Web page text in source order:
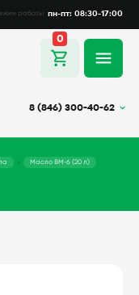
работы пн-пт: 08:30-17:00
8 (846) 300-40-62
0
Масло ВМ-6 (20 л)